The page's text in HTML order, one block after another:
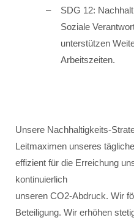
SDG 12:
Soziale
unterstützen
Arbeitszeiten.
Unsere Nachhaltigkeits-
Leitmaximen unseres
effizient für die Erreichung
kontinuierlich
unseren CO2-Abdruck. Wir
Beteiligung. Wir erhöhen